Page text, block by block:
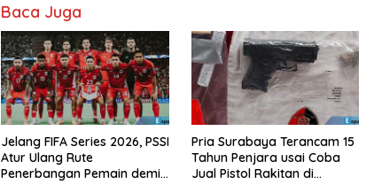
Baca Juga
Jelang FIFA Series 2026, PSSI
Atur Ulang Rute
Penerbangan Pemain demi
Pria Surabaya Terancam 15
Tahun Penjara usai Coba
Jual Pistol Rakitan di